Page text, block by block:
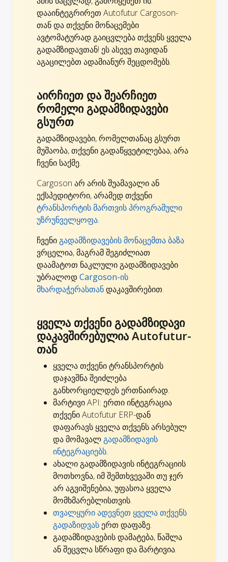
დააინტეგრირეთ Autofutur Cargoson-
თან და თქვენი მონაცემები
ავტომატურად გაიცვლება თქვენს ყველა
გადამზიდავთან! ეს ასევე თავიდან
აგაცილებთ ადამიანურ შეცდომებს.
აირჩიეთ და შეარჩიეთ
რომელი გადამზიდავები
გსურთ
გადამზიდავები, რომელთანაც გსურთ
მუშაობა, თქვენი გადაწყვეტილებაა, არა
ჩვენი საქმე.
Cargoson არ არის შუამავალი ან
ექსპედიტორი, არამედ თქვენი
ტრანსპორტის მართვის პროგრამული
უზრუნველყოფა.
ჩვენიგადამზიდავების მონაცემთა ბაზა
ვრცელია, მაგრამ შეგიძლიათ
დაამატოთ ნაკლული გადამზიდავები
უბრალოდCargoson-ის
მხარდაჭერასთანდაკავშირებით.
ყველა თქვენი გადამზიდავი
დაკავშირებულია Autofutur-
თან
ყველა თქვენი ტრანსპორტის
დაჯავშნა შეიძლება
განხორციელდეს ერთნაირად.
მარტივი API: ერთი ინტეგრაცია
თქვენი Autofutur ERP-დან
დაფარავს ყველა თქვენს არსებულ
და მომავალგადამზიდავის
ინტეგრაციებს.
ახალი გადამზიდავის ინტეგრაციის
მოთხოვნა, იმ შემთხვევაში თუ ჯერ
არ აგვიშენებია,უფასოა ყველა
მომხმარებლისთვის.
თვალყური ადევნეთ ყველა თქვენს
გადაზიდვას ერთ დაფაზე.
გადამზიდავების დამატება, წაშლა
ან შეცვლა სწრაფი და მარტივია.